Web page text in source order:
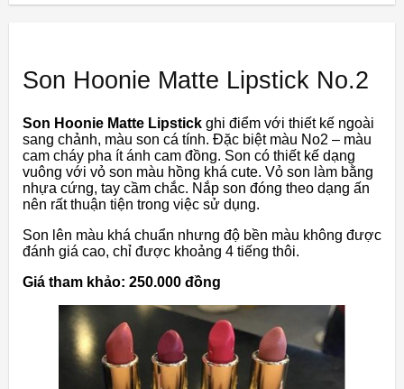
Son Hoonie Matte Lipstick No.2
Son Hoonie Matte Lipstick ghi điểm với thiết kế ngoài
sang chảnh, màu son cá tính. Đặc biệt màu No2 – màu
cam cháy pha ít ánh cam đồng. Son có thiết kế dạng
vuông với vỏ son màu hồng khá cute. Vỏ son làm bằng
nhựa cứng, tay cầm chắc. Nắp son đóng theo dạng ấn
nên rất thuận tiện trong việc sử dụng.
Son lên màu khá chuẩn nhưng độ bền màu không được
đánh giá cao, chỉ được khoảng 4 tiếng thôi.
Giá tham khảo: 250.000 đồng